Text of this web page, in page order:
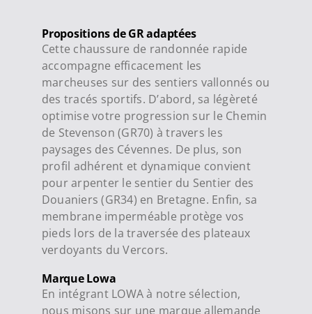
Propositions de GR adaptées
Cette chaussure de randonnée rapide
accompagne efficacement les
marcheuses sur des sentiers vallonnés ou
des tracés sportifs. D’abord, sa légèreté
optimise votre progression sur le Chemin
de Stevenson (GR70) à travers les
paysages des Cévennes. De plus, son
profil adhérent et dynamique convient
pour arpenter le sentier du Sentier des
Douaniers (GR34) en Bretagne. Enfin, sa
membrane imperméable protège vos
pieds lors de la traversée des plateaux
verdoyants du Vercors.
Marque Lowa
En intégrant LOWA à notre sélection,
nous misons sur une marque allemande